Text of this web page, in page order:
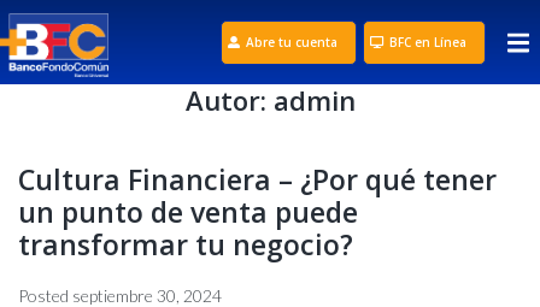
Abre tu cuenta BFC en Línea
Autor: admin
Cultura Financiera – ¿Por qué tener
un punto de venta puede
transformar tu negocio?
Posted septiembre 30, 2024